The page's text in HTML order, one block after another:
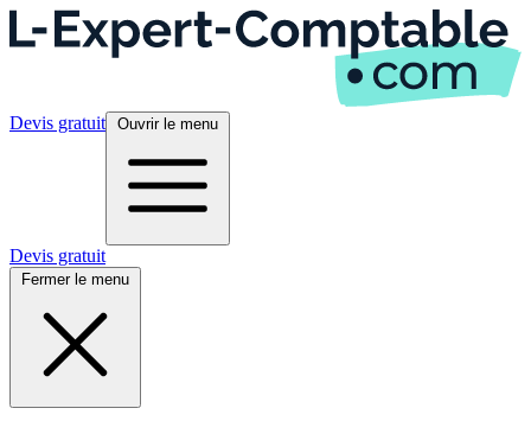
Devis gratuit Ouvrir le menu
Devis gratuit
Fermer le menu